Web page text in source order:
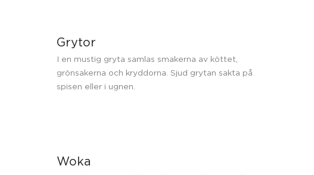
Grytor
I en mustig gryta samlas smakerna av köttet,
grönsakerna och kryddorna. Sjud grytan sakta på
spisen eller i ugnen.
Woka